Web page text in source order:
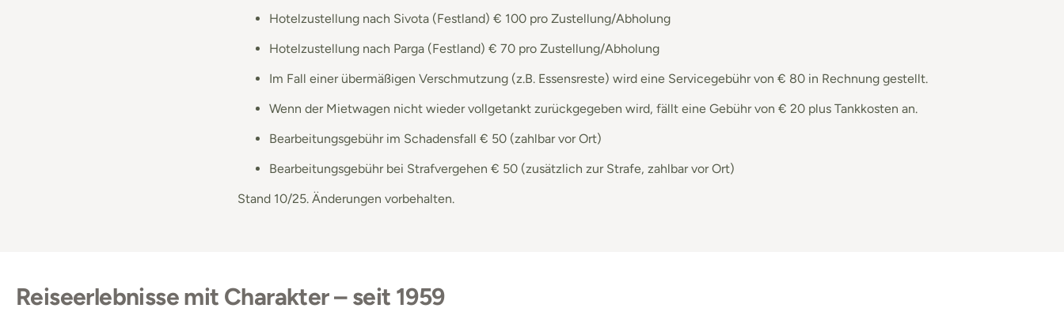
Hotelzustellung nach Sivota (Festland) € 100 pro Zustellung/Abholung
Hotelzustellung nach Parga (Festland) € 70 pro Zustellung/Abholung
Im Fall einer übermäßigen Verschmutzung (z.B. Essensreste) wird eine Servicegebühr von € 80 in Rechnung gestellt.
Wenn der Mietwagen nicht wieder vollgetankt zurückgegeben wird, fällt eine Gebühr von € 20 plus Tankkosten an.
Bearbeitungsgebühr im Schadensfall € 50 (zahlbar vor Ort)
Bearbeitungsgebühr bei Strafvergehen € 50 (zusätzlich zur Strafe, zahlbar vor Ort)
Stand 10/25. Änderungen vorbehalten.
Reiseerlebnisse mit Charakter – seit 1959